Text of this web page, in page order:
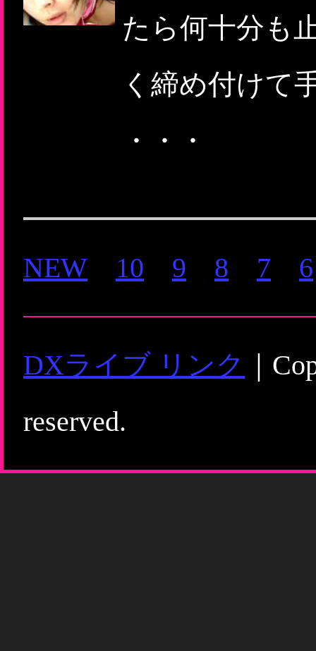
たら何十分も
く締め付けて
・・・
NEW 10 9 8 7 6
DXライブ リンク
｜
reserved.